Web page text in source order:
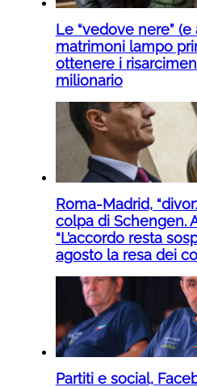
Le “vedove nere”
matrimoni lampo
ottenere i
milionario
Roma-Madrid,
colpa di Schengen.
“L’accordo resta
agosto la resa dei
Partiti e social,